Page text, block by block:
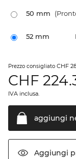
50 mm
52 mm
Prezzo consigliato CHF
CHF
IVA inclusa.
aggiungi
Aggiungi